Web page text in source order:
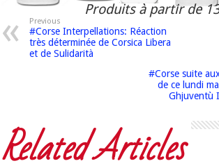
Produits à partir de
Previous
#Corse Interpellations: Réaction
très déterminée de Corsica Libera
et de Sulidarità
#Corse suite
de ce lundi
Ghjuventù
Related Articles